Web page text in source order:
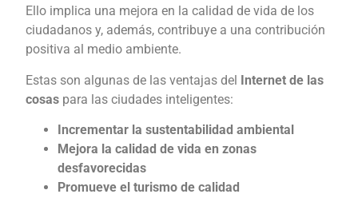
Ello implica una mejora en la calidad de vida de los
ciudadanos y, además, contribuye a una contribución
positiva al medio ambiente.
Estas son algunas de las ventajas del Internet de las
cosas para las ciudades inteligentes:
Incrementar la sustentabilidad ambiental
Mejora la calidad de vida en zonas
desfavorecidas
Promueve el turismo de calidad